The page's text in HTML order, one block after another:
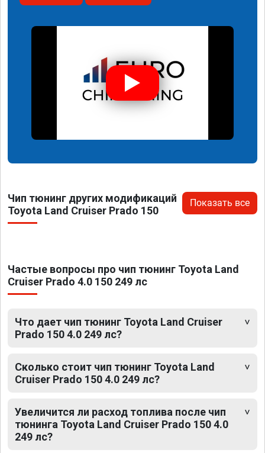
Чип тюнинг других модификаций
Toyota Land Cruiser Prado 150
Показать все
Частые вопросы про чип тюнинг Toyota Land
Cruiser Prado 4.0 150 249 лс
Что дает чип тюнинг Toyota Land Cruiser
Prado 150 4.0 249 лс?
Сколько стоит чип тюнинг Toyota Land
Cruiser Prado 150 4.0 249 лс?
Увеличится ли расход топлива после чип
тюнинга Toyota Land Cruiser Prado 150 4.0
249 лс?